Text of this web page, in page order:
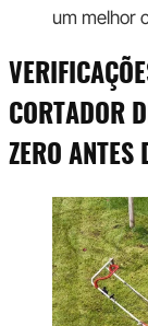
um melhor
CORTADOR
ZERO ANTES